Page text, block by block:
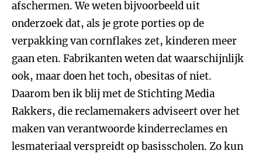
afschermen. We weten bijvoorbeeld uit
onderzoek dat, als je grote porties op de
verpakking van cornflakes zet, kinderen meer
gaan eten. Fabrikanten weten dat waarschijnlijk
ook, maar doen het toch, obesitas of niet.
Daarom ben ik blij met de Stichting Media
Rakkers, die reclamemakers adviseert over het
maken van verantwoorde kinderreclames en
lesmateriaal verspreidt op basisscholen. Zo kun